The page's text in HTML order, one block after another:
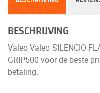
BESCHRIJVING
Valeo Valeo SILENCIO
GRIP500 voor de beste
betaling.